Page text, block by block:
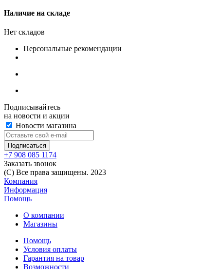
Наличие на складе
Нет складов
Персональные рекомендации
Подписывайтесь
на новости и акции
Новости магазина
+7 908 085 1174
Заказать звонок
(C) Все права защищены. 2023
Компания
Информация
Помощь
О компании
Магазины
Помощь
Условия оплаты
Гарантия на товар
Возможности